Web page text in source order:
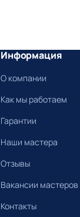
Информация
О компании
Как мы работаем
Гарантии
Наши мастера
Отзывы
Вакансии мастеров
Контакты